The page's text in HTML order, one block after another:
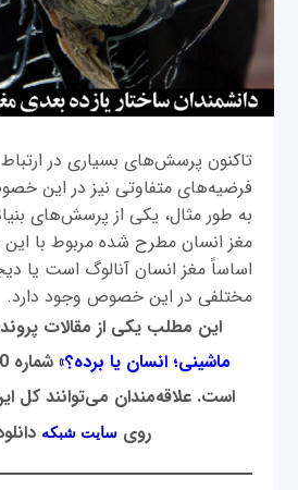
تاکنون پرسش‌های بسیاری در
فرضیه‌های متفاوتی نیز در این
به ‌طور مثال، یکی از پرسش‌های
مغز انسان مطرح شده مربوط با
اساساً مغز انسان آنالوگ است یا
مختلفی در این خصوص وجود دارد.
این مطلب یکی از مقالات
ماشینی؛ انسان یا برده؟»
است. علاقه‌مندان می‌توانند کل
روی سایت شبکه